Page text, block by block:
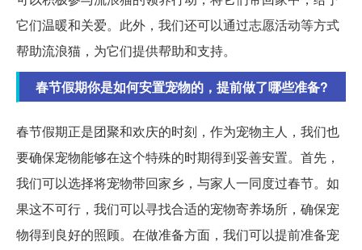
它们温暖和关爱。此外，我们还可以通过志愿活动等方式
帮助流浪猫，为它们提供帮助和支持。
春节假期你是如何安置宠物的，提前做了哪些准备?
春节假期正是团聚和欢庆的时刻，作为宠物主人，我们也
要确保宠物能够在这个特殊的时期得到妥善安置。首先，
我们可以选择将宠物带回家乡，与家人一同度过春节。如
果这不可行，我们可以寻找合适的宠物寄养场所，确保宠
物得到良好的照顾。在做准备方面，我们可以提前准备宠